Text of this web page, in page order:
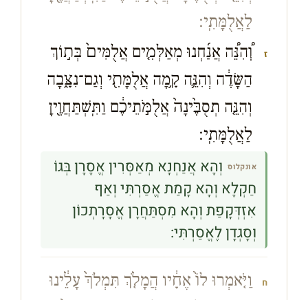
לַאֲלֻמָּתִֽי׃
ז
וְ֠הִנֵּ֠ה אֲנַ֜חְנוּ מְאַלְּמִ֤ים אֲלֻמִּים֙ בְּת֣וֹךְ
הַשָּׂדֶ֔ה וְהִנֵּ֛ה קָ֥מָה אֲלֻמָּתִ֖י וְגַם־נִצָּ֑בָה
וְהִנֵּ֤ה תְסֻבֶּ֙ינָה֙ אֲלֻמֹּ֣תֵיכֶ֔ם וַתִּֽשְׁתַּחֲוֶ֖יןָ
לַאֲלֻמָּתִֽי׃
אונקלוס וְהָא אֲנַחְנָא מְאַסְּרִין אֱסָרָן בְּגוֹ
חַקְלָא וְהָא קָמַת אֱסַרְתִּי וְאַף
אִזְדְּקָפַת וְהָא מִסְתַּחֲרָן אֱסָרָתְכוֹן
וְסָגְדָן לֶאֱסַרְתִּי:
ח
וַיֹּ֤אמְרוּ לוֹ֙ אֶחָ֔יו הֲמָלֹ֤ךְ תִּמְלֹךְ֙ עָלֵ֔ינוּ